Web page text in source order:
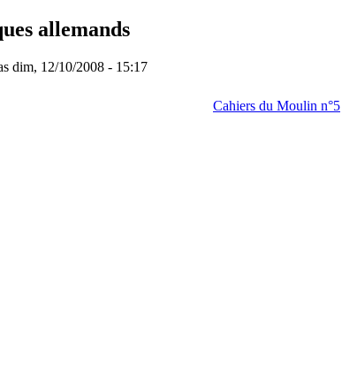
allemands
dim, 12/10/2008 - 15:17
Cahiers du Moulin n°5